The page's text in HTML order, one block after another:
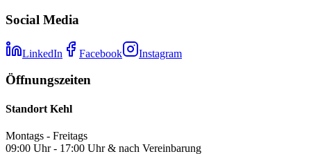
Social Media
LinkedIn Facebook Instagram
Öffnungszeiten
Standort Kehl
Montags - Freitags
09:00 Uhr - 17:00 Uhr & nach Vereinbarung